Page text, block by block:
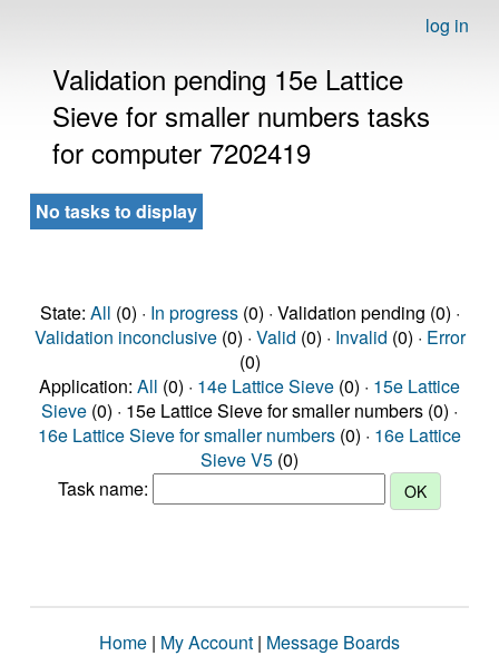
log in
Validation pending 15e Lattice
Sieve for smaller numbers tasks
for computer 7202419
No tasks to display
State: All (0) · In progress(0) · Validation pending (0) ·
Validation inconclusive(0) · Valid (0) · Invalid (0) · Error
(0)
Application: All (0) · 14e Lattice Sieve (0) · 15e Lattice
Sieve (0) · 15e Lattice Sieve for smaller numbers (0) ·
16e Lattice Sieve for smaller numbers (0) · 16e Lattice
Sieve V5 (0)
Task name:
Home | My Account | Message Boards